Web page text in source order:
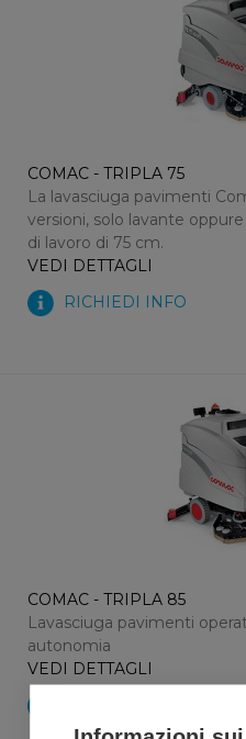
COMAC - TRIPLA 75
La lavasciuga pavimenti
versioni, solo lavante
di lavoro di 75 cm.
VEDI DETTAGLI
RICHIEDI INFO
COMAC - TRIPLA 85
Lavasciuga pavimenti
autonomia
VEDI DETTAGLI